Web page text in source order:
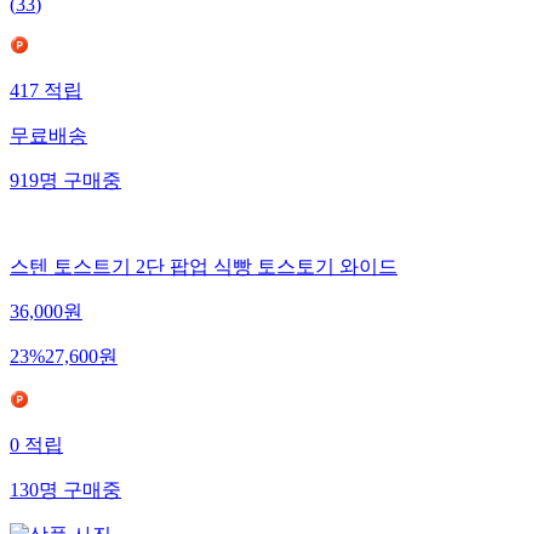
(33)
417적립
무료배송
919명구매중
스텐 토스트기 2단 팝업 식빵 토스토기 와이드
36,000원
23%27,600원
0적립
130명구매중